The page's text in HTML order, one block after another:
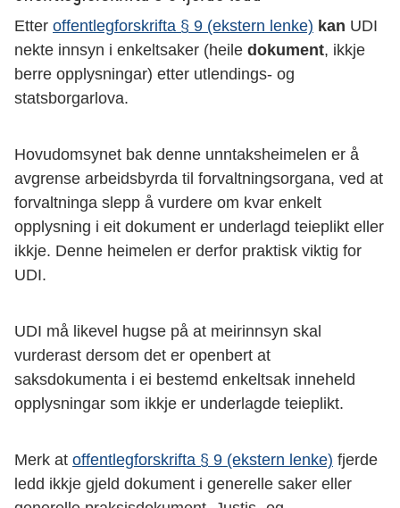
Etter offentlegforskrifta § 9 (ekstern lenke) kan UDI
nekte innsyn i enkeltsaker (heile dokument, ikkje
berre opplysningar) etter utlendings- og
statsborgarlova.
Hovudomsynet bak denne unntaksheimelen er å
avgrense arbeidsbyrda til forvaltningsorgana, ved at
forvaltninga slepp å vurdere om kvar enkelt
opplysning i eit dokument er underlagd teieplikt eller
ikkje. Denne heimelen er derfor praktisk viktig for
UDI.
UDI må likevel hugse på at meirinnsyn skal
vurderast dersom det er openbert at
saksdokumenta i ei bestemd enkeltsak inneheld
opplysningar som ikkje er underlagde teieplikt.
Merk at offentlegforskrifta § 9 (ekstern lenke) fjerde
ledd ikkje gjeld dokument i generelle saker eller